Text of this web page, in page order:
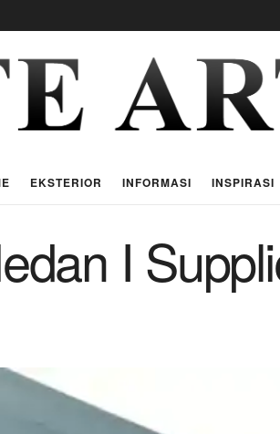
EKSTERIOR INFORMASI INSPIRASI
I